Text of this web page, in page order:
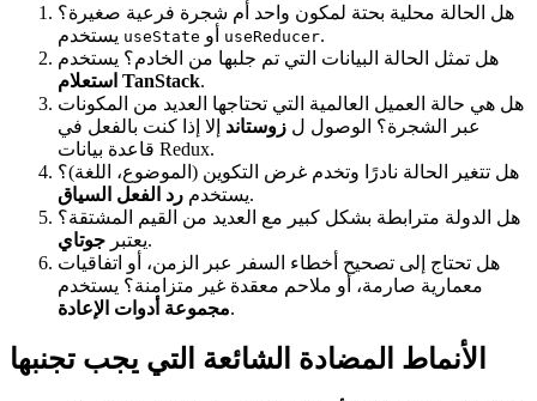
هل الحالة محلية بحتة لمكون واحد أم شجرة فرعية صغيرة؟
useState useReducer.
هل تمثل الحالة البيانات التي تم جلبها من الخادم؟ يستخدم
استعلام TanStack.
هل هي حالة العميل العالمية التي تحتاجها العديد من المكونات
عبر الشجرة؟ الوصول ل زوستاند إلا إذا كنت بالفعل في
قاعدة بيانات Redux.
هل تتغير الحالة نادرًا وتخدم غرض التكوين (الموضوع، اللغة)؟
يستخدم رد الفعل السياق
.
هل الدولة مترابطة بشكل كبير مع العديد من القيم المشتقة؟
يعتبر جوتاي
.
هل تحتاج إلى تصحيح أخطاء السفر عبر الزمن، أو اتفاقيات
معمارية صارمة، أو ملاحم معقدة غير متزامنة؟ يستخدم
مجموعة أدوات الإعادة.
الأنماط المضادة الشائعة التي يجب تجنبها